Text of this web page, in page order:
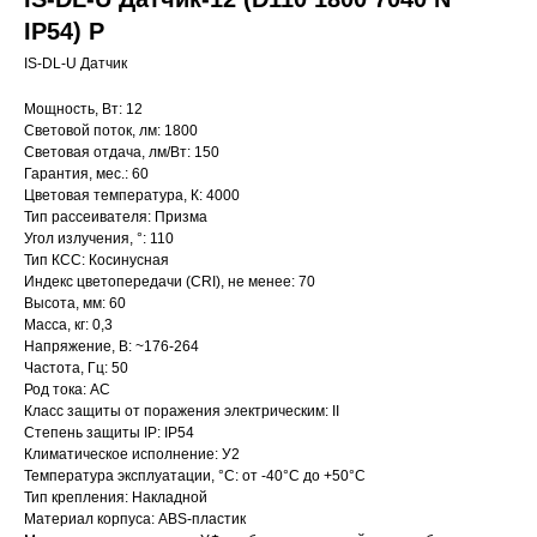
IP54) P
IS-DL-U Датчик
Мощность, Вт: 12
Световой поток, лм: 1800
Световая отдача, лм/Вт: 150
Гарантия, мес.: 60
Цветовая температура, К: 4000
Тип рассеивателя: Призма
Угол излучения, °: 110
Тип КСС: Косинусная
Индекс цветопередачи (CRI), не менее: 70
Высота, мм: 60
Масса, кг: 0,3
Напряжение, В: ~176-264
Частота, Гц: 50
Род тока: AC
Класс защиты от поражения электрическим: II
Степень защиты IP: IP54
Климатическое исполнение: У2
Температура эксплуатации, °С: от -40°C до +50°C
Тип крепления: Накладной
Материал корпуса: ABS-пластик